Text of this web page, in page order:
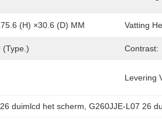
(H) ×30.6 (D) MM Vatting
(Type.) Contrast:
Levering
duimlcd het scherm , G260JJE-L07 26